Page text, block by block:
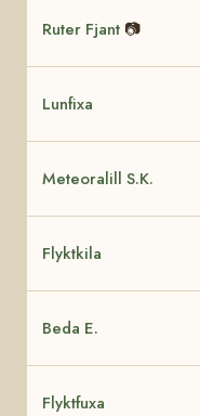
Ruter Fjant 📷
Lunfixa
Meteoralill S.K.
Flyktkila
Beda E.
Flyktfuxa